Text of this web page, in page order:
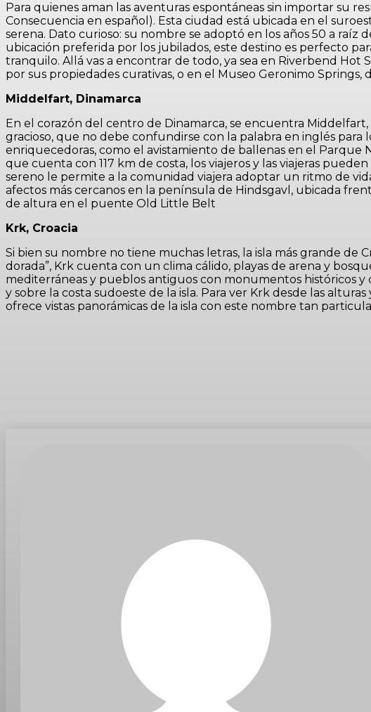
Para quienes aman las aventuras espontáneas sin importar su
Consecuencia en español). Esta ciudad está ubicada en el
serena. Dato curioso: su nombre se adoptó en los años 50 a
ubicación preferida por los jubilados, este destino es perfecto
tranquilo. Allá vas a encontrar de todo, ya sea en Riverbend
por sus propiedades curativas, o en el Museo Geronimo
Middelfart, Dinamarca
En el corazón del centro de Dinamarca, se encuentra
gracioso, que no debe confundirse con la palabra en inglés para
enriquecedoras, como el avistamiento de ballenas en el
que cuenta con 117 km de costa, los viajeros y las viajeras
sereno le permite a la comunidad viajera adoptar un ritmo de
afectos más cercanos en la península de Hindsgavl, ubicada
de altura en el puente Old Little Belt
Krk, Croacia
Si bien su nombre no tiene muchas letras, la isla más grande de
dorada”, Krk cuenta con un clima cálido, playas de arena y
mediterráneas y pueblos antiguos con monumentos históricos
y sobre la costa sudoeste de la isla. Para ver Krk desde las
ofrece vistas panorámicas de la isla con este nombre tan